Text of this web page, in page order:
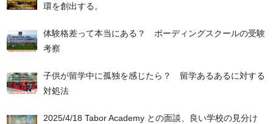
環を創出する。
体験格差って本当にある？ ボーディングスクールの受験
考察
子供が留学中に孤独を感じたら？ 留学あるあるに対する
対処法
2025/4/18 Tabor Academy との面談、良い学校の見分け